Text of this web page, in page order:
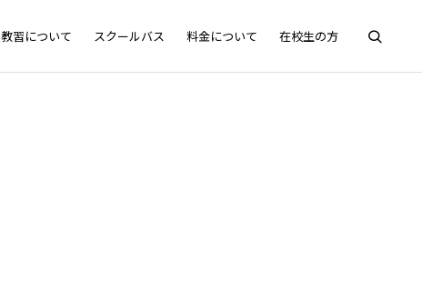
教習について スクールバス 料金について 在校生の方